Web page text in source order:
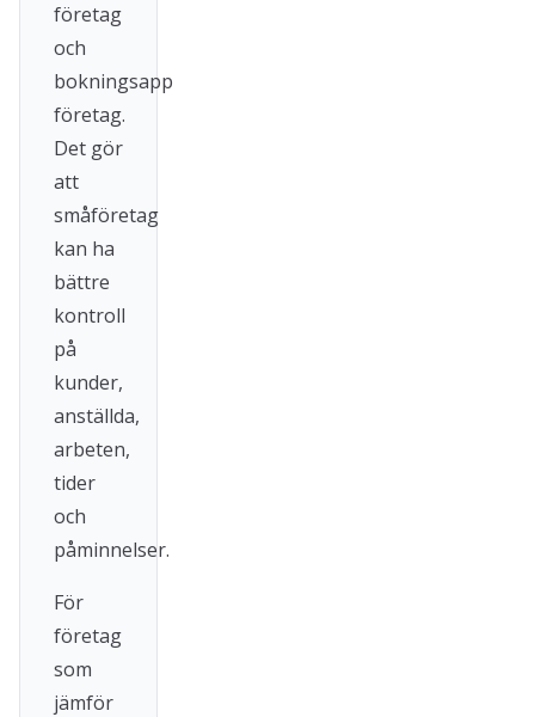
företag
och
bokningsapp
företag.
Det gör
att
småföretag
kan ha
bättre
kontroll
på
kunder,
anställda,
arbeten,
tider
och
påminnelser.
För
företag
som
jämför